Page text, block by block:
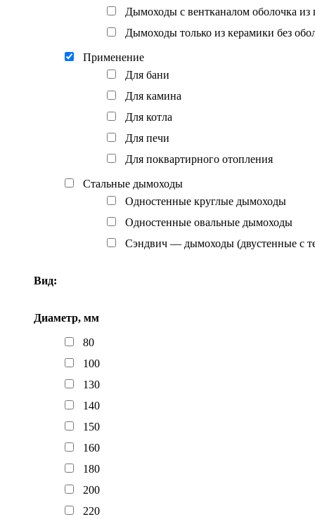
Дымоходы с вентканалом оболочка из
Дымоходы только из керамики без
Применение
Для бани
Для камина
Для котла
Для печи
Для поквартирного отопления
Стальные дымоходы
Одностенные круглые дымоходы
Одностенные овальные дымоходы
Сэндвич — дымоходы (двустенные с
Вид:
Диаметр, мм
80
100
130
140
150
160
180
200
220